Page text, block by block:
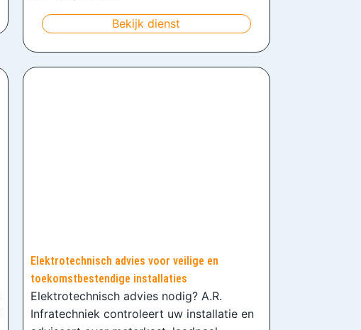
Bekijk dienst
Elektrotechnisch advies voor veilige en
toekomstbestendige installaties
Elektrotechnisch advies nodig? A.R.
Infratechniek controleert uw installatie en